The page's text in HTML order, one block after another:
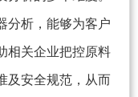
分析，能够为客户
相关企业把控原料
及安全规范，从而